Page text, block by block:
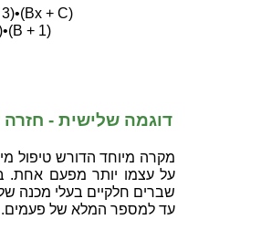
+ C)
+ 1)
דוגמה שלישית -
מקרה מיוחד הדורש טיפול
על עצמו יותר מפעם אחת.
שברים חלקיים בעלי מכנה
עד למספר המלא של פעמים.